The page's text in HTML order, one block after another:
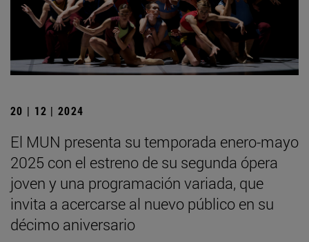
20 | 12 | 2024
El MUN presenta su temporada enero-mayo
2025 con el estreno de su segunda ópera
joven y una programación variada, que
invita a acercarse al nuevo público en su
décimo aniversario